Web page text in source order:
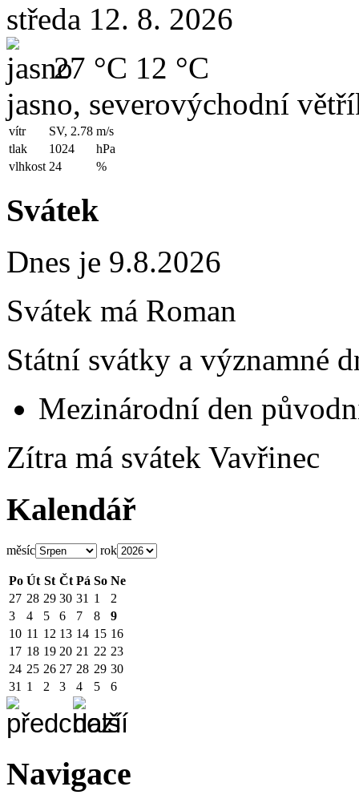
středa 12. 8. 2026
27 °C 12 °C
jasno, severovýchodní
vítr SV, 2.78 m/s
tlak
1024
hPa
vlhkost 24 %
Svátek
Dnes je 9.8.2026
Svátek má Roman
Státní svátky a významné
Mezinárodní den
Zítra má svátek Vavřinec
Kalendář
měsíc rok
Po Út St Čt Pá So Ne
27 28 29 30 31 1
2
3
4 5 6 7 8
9
10 11 12 13 14 15 16
17 18 19 20 21 22 23
24 25 26 27 28 29 30
31 1 2 3 4 5 6
Navigace